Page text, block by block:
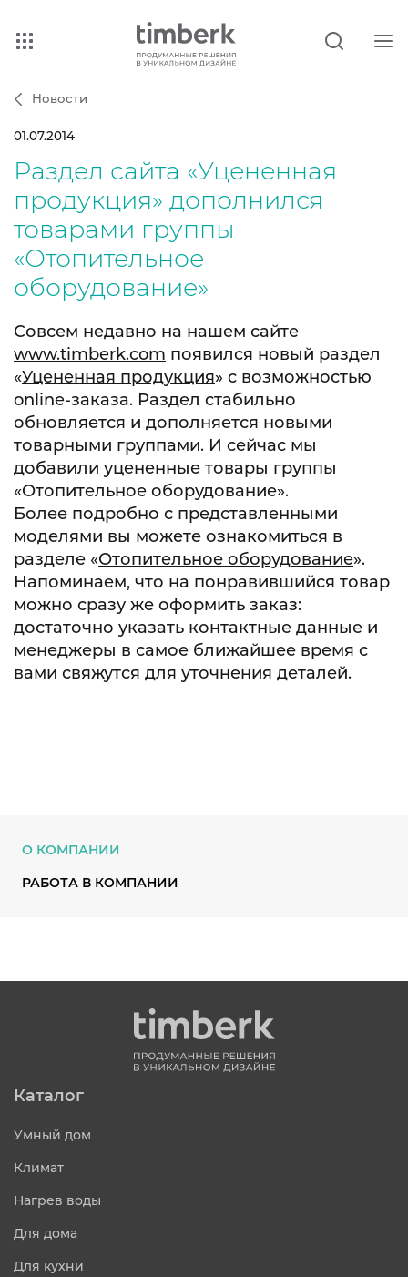
Новости
О КОМПАНИИ
РАБОТА В КОМПАНИИ
01.07.2014
Раздел сайта «Уцененная
продукция» дополнился
товарами группы
«Отопительное
оборудование»
Совсем недавно на нашем сайте
www.timberk.com появился новый раздел
«Уцененная продукция» с возможностью
online-заказа. Раздел стабильно
обновляется и дополняется новыми
товарными группами. И сейчас мы
добавили уцененные товары группы
«Отопительное оборудование».
Более подробно с представленными
моделями вы можете ознакомиться в
разделе «Отопительное оборудование».
Напоминаем, что на понравившийся товар
можно сразу же оформить заказ:
достаточно указать контактные данные и
менеджеры в самое ближайшее время с
вами свяжутся для уточнения деталей.
Каталог
Умный дом
Климат
Нагрев воды
Для дома
Для кухни